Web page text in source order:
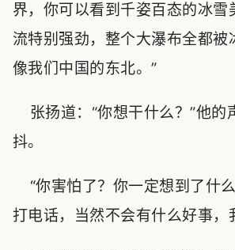
界，你可以看到千姿百态的冰雪
流特别强劲，整个大瀑布全都被
像我们中国的东北。”
张扬道：“你想干什么？”他的
抖。
“你害怕了？你一定想到了什
打电话，当然不会有什么好事，